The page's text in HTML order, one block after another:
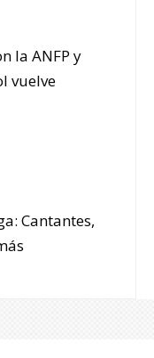
la ANFP y
vuelve
Cantantes,